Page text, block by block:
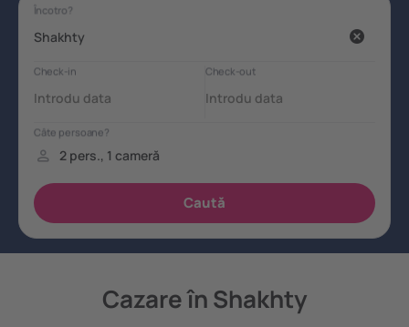
Cazare în Shakhty